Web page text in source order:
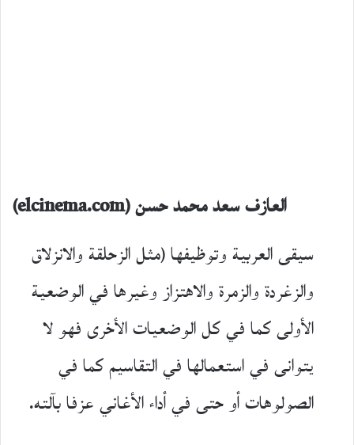
العازف سعد محمد حسن (elcinema.com)
سيقى العربية وتوظيفها (مثل الزحلقة والانزلاق
والزغردة والزمرة والاهتزاز وغيرها في الوضعية
الأولى كما في كل الوضعيات الأخرى فهو لا
يتوانى في استعمالها في التقاسيم كما في
الصولوهات أو حتى في أداء الأغاني عزفا بآلته.